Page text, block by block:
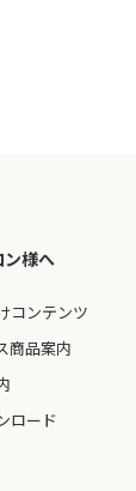
様へ
コンテンツ
商品案内
ロード